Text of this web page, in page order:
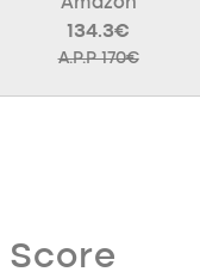
134.3€
A.P.P 170€
Score